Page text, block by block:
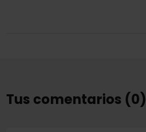
Tus comentarios (0)